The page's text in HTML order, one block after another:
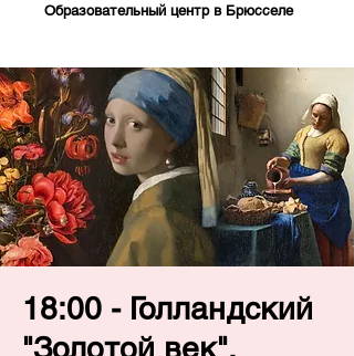
Образовательный центр в Брюсселе
18:00 - Голландский
"Золотой век".